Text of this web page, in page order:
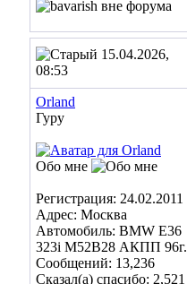
15.04.2026,
08:53
Orland
Гуру
Обо мне
Регистрация: 24.02.2011
Адрес: Москва
Автомобиль: BMW E36
323i M52B28 АКПП 96г.
Сообщений: 13,236
Сказал(а) спасибо: 2,521